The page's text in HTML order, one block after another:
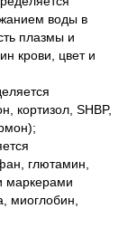
воды в
плазмы и
крови, цвет и
кортизол, SHBP,
глютамин,
маркерами
миоглобин,